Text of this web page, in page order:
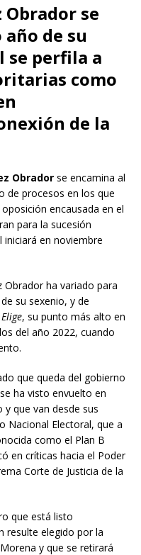
Obrador se
de su
se perfila a
como
de la
Obrador se encamina al
de procesos en los que
encausada en el
para la sucesión
en noviembre
Obrador ha variado para
su sexenio, y de
, su punto más alto en
del año 2022, cuando
que queda del gobierno
ha visto envuelto en
que van desde sus
Nacional Electoral, que a
como el Plan B
en críticas hacia el Poder
Corte de Justicia de la
que está listo
resulte elegido por la
y que se retirará